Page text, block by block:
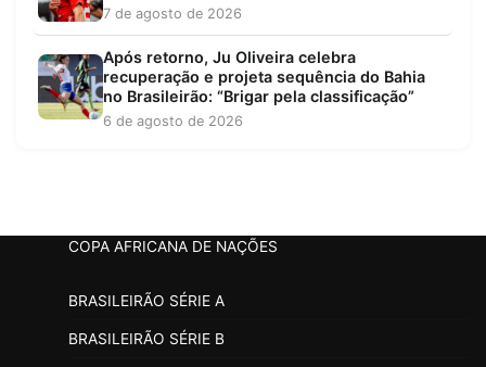
7 de agosto de 2026
Após retorno, Ju Oliveira celebra
recuperação e projeta sequência do Bahia
no Brasileirão: “Brigar pela classificação”
6 de agosto de 2026
COPA AFRICANA DE NAÇÕES
BRASILEIRÃO SÉRIE A
BRASILEIRÃO SÉRIE B